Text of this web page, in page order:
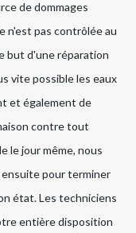
de dommages
n'est pas contrôlée au
but d'une réparation
vite possible les eaux
et également de
contre tout
le jour même, nous
ensuite pour terminer
état. Les techniciens
entière disposition